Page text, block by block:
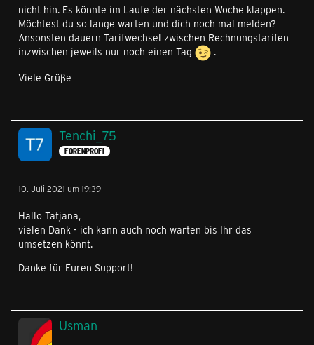
nicht hin. Es könnte im Laufe der nächsten Woche klappen.
Möchtest du so lange warten und dich noch mal melden?
Ansonsten dauern Tarifwechsel zwischen Rechnungstarifen
inzwischen jeweils nur noch einen Tag
.
Viele Grüße
Tenchi_75
FORENPROFI
10. Juli 2021 um 19:39
Hallo Tatjana,
vielen Dank - ich kann auch noch warten bis Ihr das
umsetzen könnt.
Danke für Euren Support!
Usman